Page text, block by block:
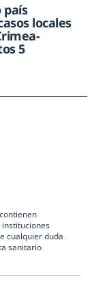
país
locales
5
cualquier duda
sanitario